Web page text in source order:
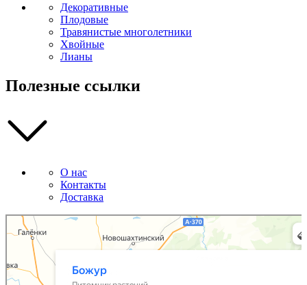
Декоративные
Плодовые
Травянистые многолетники
Хвойные
Лианы
Полезные ссылки
О нас
Контакты
Доставка
Божур
Питомник растений в Приморском крае